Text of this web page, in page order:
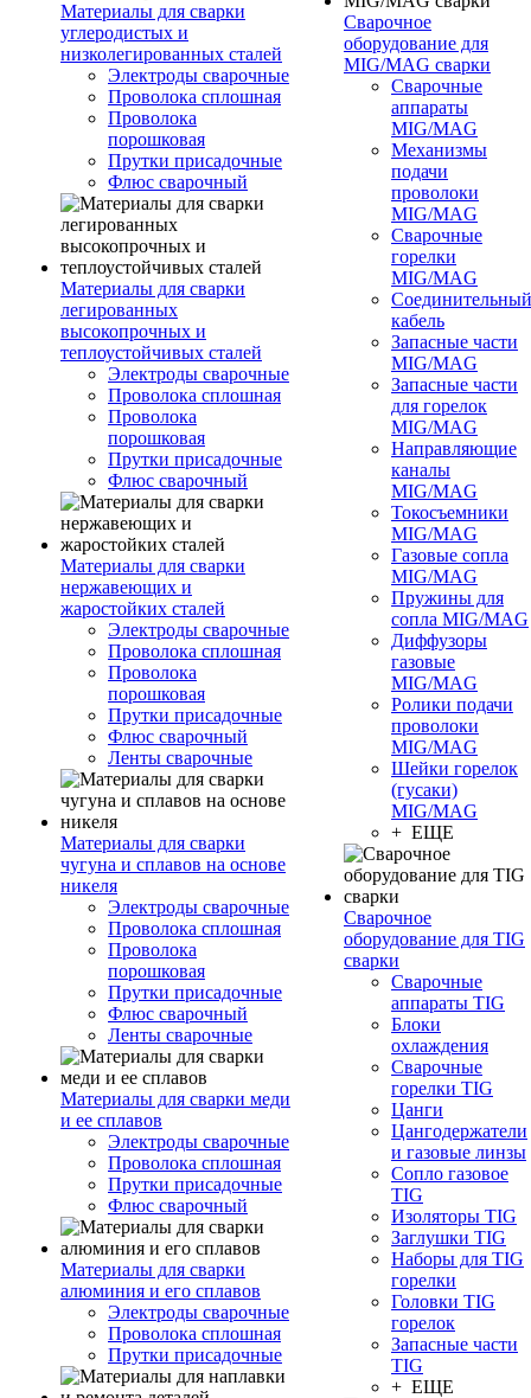
Материалы для сварки
углеродистых и
низколегированных сталей
Электроды сварочные
Проволока сплошная
Проволока
порошковая
Прутки присадочные
Флюс сварочный
Материалы для сварки
легированных
высокопрочных и
теплоустойчивых сталей
Электроды сварочные
Проволока сплошная
Проволока
порошковая
Прутки присадочные
Флюс сварочный
Материалы для сварки
нержавеющих и
жаростойких сталей
Электроды сварочные
Проволока сплошная
Проволока
порошковая
Прутки присадочные
Флюс сварочный
Ленты сварочные
Материалы для сварки
чугуна и сплавов на основе
никеля
Электроды сварочные
Проволока сплошная
Проволока
порошковая
Прутки присадочные
Флюс сварочный
Ленты сварочные
Материалы для сварки меди
и ее сплавов
Электроды сварочные
Проволока сплошная
Прутки присадочные
Флюс сварочный
Материалы для сварки
алюминия и его сплавов
Электроды сварочные
Проволока сплошная
Прутки присадочные
Сварочное
оборудование для
MIG/MAG сварки
Сварочные
аппараты
MIG/MAG
Механизмы
подачи
проволоки
MIG/MAG
Сварочные
горелки
MIG/MAG
Соединительный
кабель
Запасные части
MIG/MAG
Запасные части
для горелок
MIG/MAG
Направляющие
каналы
MIG/MAG
Токосъемники
MIG/MAG
Газовые сопла
MIG/MAG
Пружины для
сопла MIG/MAG
Диффузоры
газовые
MIG/MAG
Ролики подачи
проволоки
MIG/MAG
Шейки горелок
(гусаки)
MIG/MAG
+ ЕЩЕ
Сварочное
оборудование для TIG
сварки
Сварочные
аппараты TIG
Блоки
охлаждения
Сварочные
горелки TIG
Цанги
Цангодержатели
и газовые линзы
Сопло газовое
TIG
Изоляторы TIG
Заглушки TIG
Наборы для TIG
горелки
Головки TIG
горелок
Запасные части
TIG
+ ЕЩЕ